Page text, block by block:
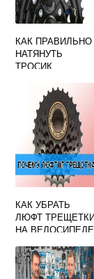
КАК ПРАВИЛЬНО
НАТЯНУТЬ
ТРОСИК
СКОРОСТЕЙ НА
ВЕЛОСИПЕДЕ
ПЕРЕДНИЙ
КАК УБРАТЬ
ЛЮФТ
НА ВЕЛОСИПЕДЕ